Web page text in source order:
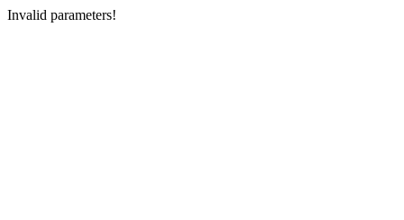
Invalid parameters!